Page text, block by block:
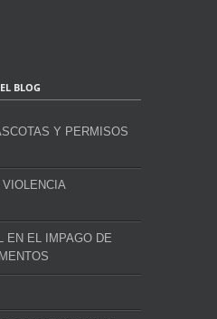
BLOG
Y PERMISOS
VIOLENCIA
EN EL IMPAGO DE